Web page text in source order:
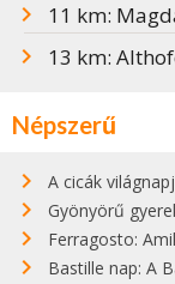
11 km:
13 km:
Népszerű
A cicák világnapján
Gyönyörű
Ferragosto:
Bastille nap: A